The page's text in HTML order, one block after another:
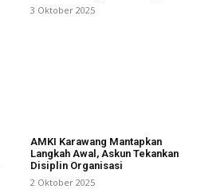
3 Oktober 2025
AMKI Karawang Mantapkan
Langkah Awal, Askun Tekankan
Disiplin Organisasi
2 Oktober 2025